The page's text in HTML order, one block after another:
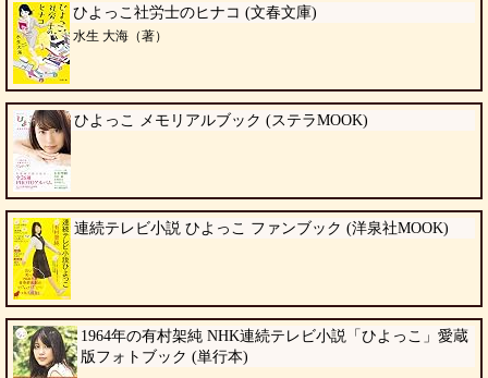
ひよっこ社労士のヒナコ (文春文庫)
水生 大海（著）
ひよっこ メモリアルブック (ステラMOOK)
連続テレビ小説 ひよっこ ファンブック (洋泉社MOOK)
1964年の有村架純 NHK連続テレビ小説「ひよっこ」愛蔵
版フォトブック (単行本)